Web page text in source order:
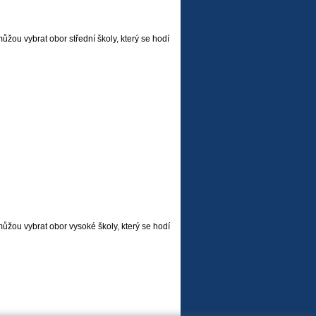
vybrat obor střední školy, který se hodí
vybrat obor vysoké školy, který se hodí